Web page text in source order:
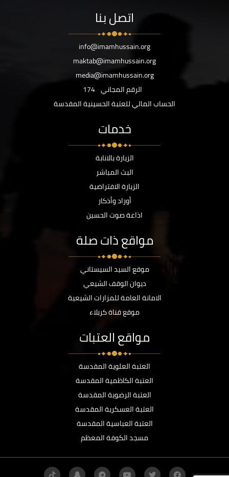
اتصل بنا
info@imamhussain.org
maktab@imamhussain.org
media@imamhussain.org
الرقم المجاني 174
الحساب المالي للعتبة الحسينية المقدسة
خدمات
الزيارة بالانابة
البث المباشر
الزيارة الافتراضية
أوراد وأذكار
اذاعة صوت الحسين
مواقع ذات صلة
موقع السيد السيستاني
ديوان الوقف الشيعي
الامانة العامة للمزارات الشيعية
موقع قناة كربلاء
مواقع العتبات
العتبة العلوية المقدسة
العتبة الكاظمية المقدسة
العتبة الرضوية المقدسة
العتبة العسكرية المقدسة
العتبة العباسية المقدسة
مسجد الكوفة المعظم